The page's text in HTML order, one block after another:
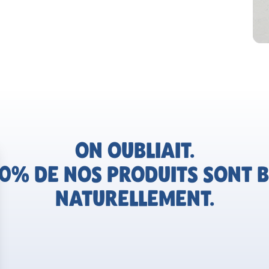
ON OUBLIAIT.
DE NOS PRODUITS SONT
NATURELLEMENT.